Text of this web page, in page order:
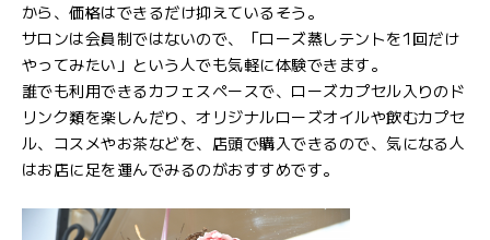
から、価格はできるだけ抑えているそう。
サロンは会員制ではないので、「ローズ蒸しテントを1回だけ
やってみたい」という人でも気軽に体験できます。
誰でも利用できるカフェスペースで、ローズカプセル入りのド
リンク類を楽しんだり、オリジナルローズオイルや飲むカプセ
ル、コスメやお茶などを、店頭で購入できるので、気になる人
はお店に足を運んでみるのがおすすめです。